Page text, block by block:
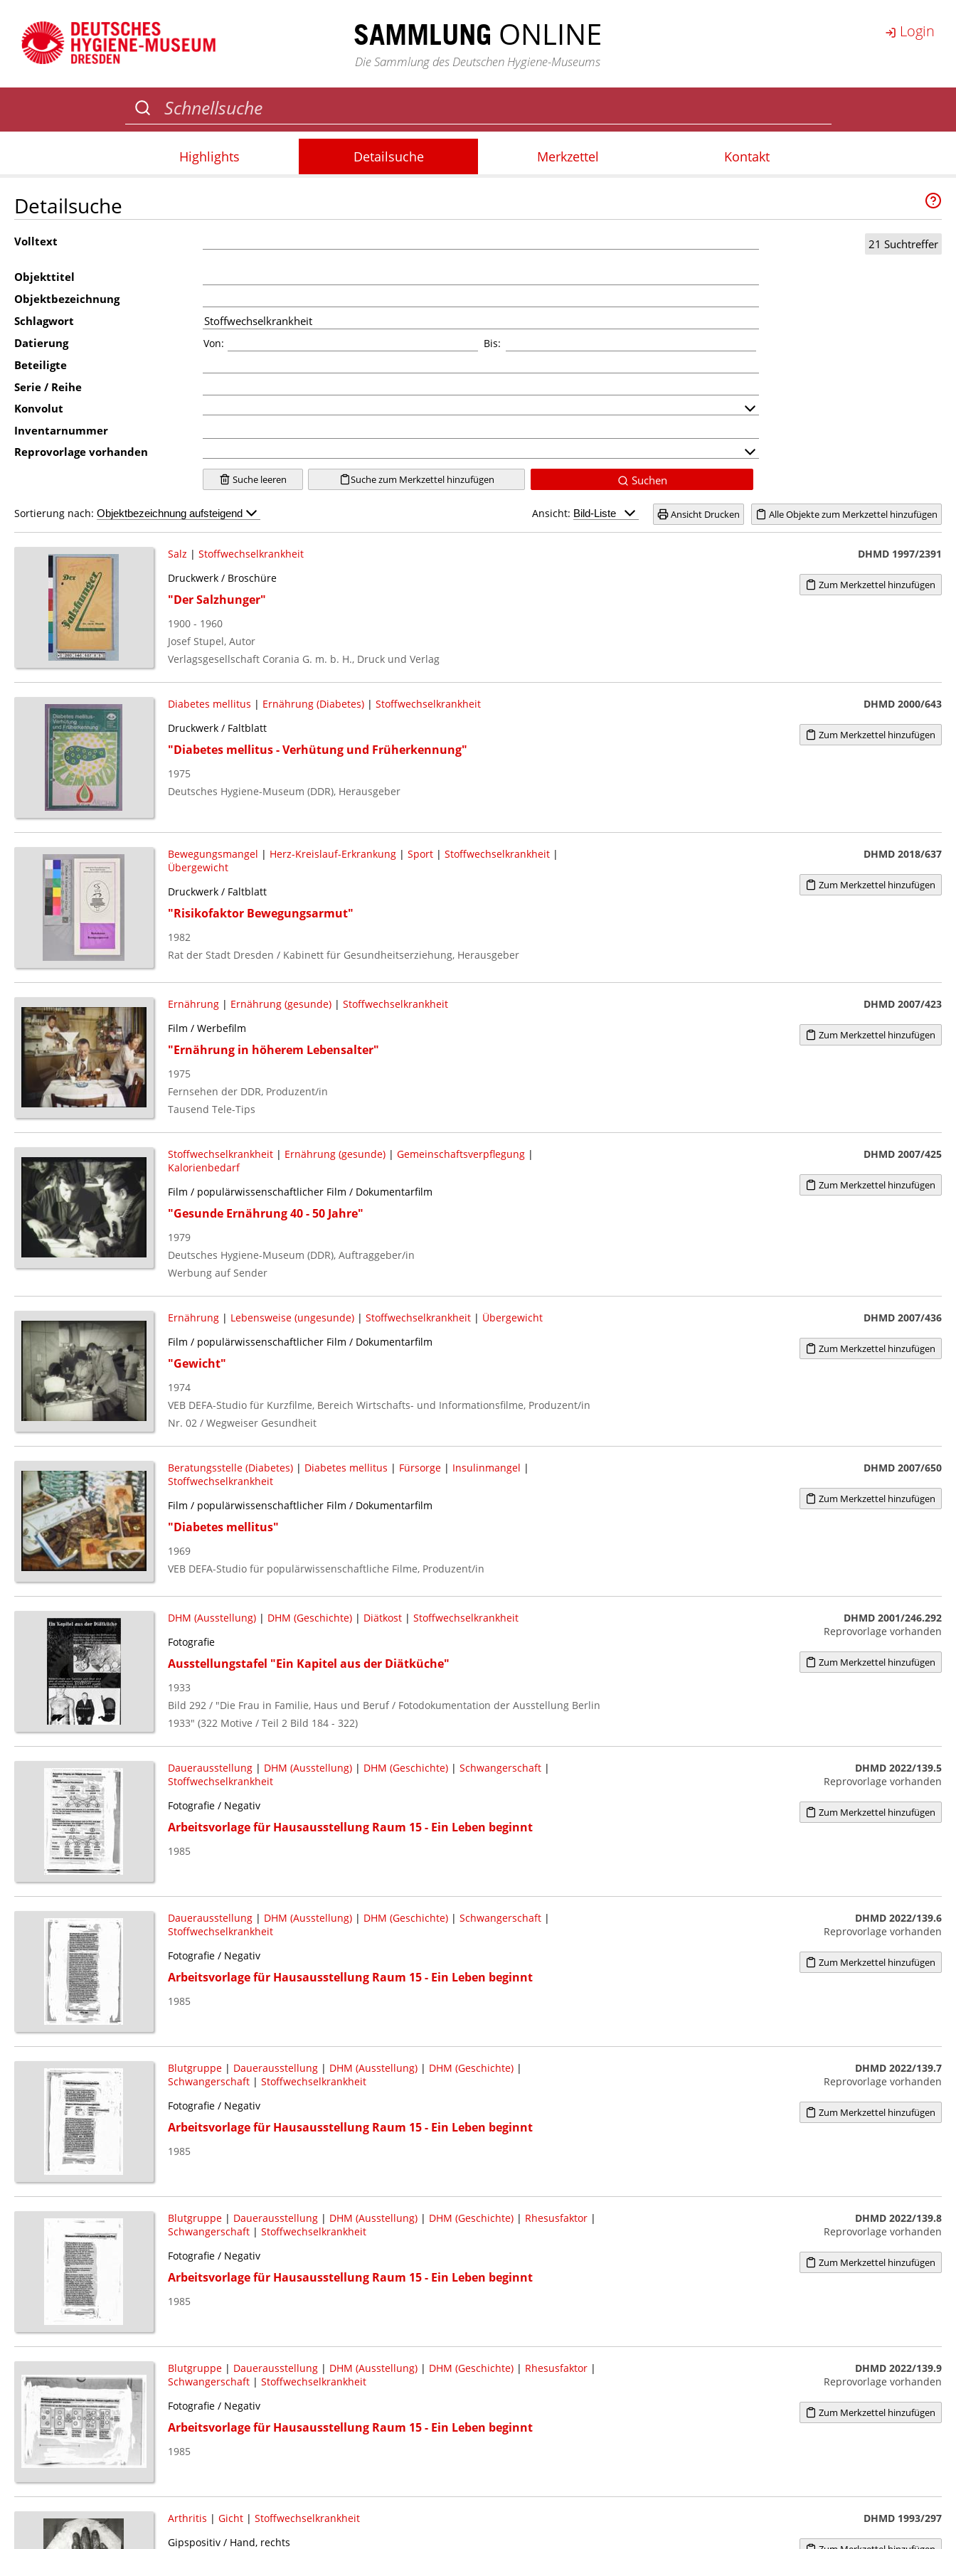
SAMMLUNG ONLINE
Die Sammlung des Deutschen Hygiene-Museums
Login
Highlights Detailsuche Merkzettel Kontakt
Detailsuche
21 Suchtreffer
Volltext
Objekttitel
Objektbezeichnung
Schlagwort
Datierung
Von: Bis:
Beteiligte
Serie / Reihe
Konvolut
Inventarnummer
Reprovorlage vorhanden
Suche leeren Suche zum Merkzettel hinzufügen Suchen
Alle Objekte zum Merkzettel hinzufügen
Ansicht Drucken
Ansicht:
Sortierung nach:
Salz | Stoffwechselkrankheit
Druckwerk / Broschüre
"Der Salzhunger"
1900 - 1960
Josef Stupel, Autor
Verlagsgesellschaft Corania G. m. b. H., Druck und Verlag
DHMD 1997/2391
Zum Merkzettel hinzufügen
Diabetes mellitus | Ernährung (Diabetes)| Stoffwechselkrankheit
Druckwerk / Faltblatt
"Diabetes mellitus - Verhütung und Früherkennung"
1975
Deutsches Hygiene-Museum (DDR), Herausgeber
DHMD 2000/643
Zum Merkzettel hinzufügen
Bewegungsmangel | Herz-Kreislauf-Erkrankung| Sport| Stoffwechselkrankheit|
Übergewicht
Druckwerk / Faltblatt
"Risikofaktor Bewegungsarmut"
1982
Rat der Stadt Dresden / Kabinett für Gesundheitserziehung, Herausgeber
DHMD 2018/637
Zum Merkzettel hinzufügen
Ernährung| Ernährung (gesunde)| Stoffwechselkrankheit
Film / Werbefilm
"Ernährung in höherem Lebensalter"
1975
Fernsehen der DDR, Produzent/in
Tausend Tele-Tips
DHMD 2007/423
Zum Merkzettel hinzufügen
Stoffwechselkrankheit| Ernährung (gesunde)| Gemeinschaftsverpflegung|
Kalorienbedarf
Film / populärwissenschaftlicher Film / Dokumentarfilm
"Gesunde Ernährung 40 - 50 Jahre"
1979
Deutsches Hygiene-Museum (DDR), Auftraggeber/in
Werbung auf Sender
DHMD 2007/425
Zum Merkzettel hinzufügen
Ernährung| Lebensweise (ungesunde)| Stoffwechselkrankheit| Übergewicht
Film / populärwissenschaftlicher Film / Dokumentarfilm
"Gewicht"
1974
VEB DEFA-Studio für Kurzfilme, Bereich Wirtschafts- und Informationsfilme, Produzent/in
Nr. 02 / Wegweiser Gesundheit
DHMD 2007/436
Zum Merkzettel hinzufügen
Beratungsstelle (Diabetes)| Diabetes mellitus | Fürsorge| Insulinmangel |
Stoffwechselkrankheit
Film / populärwissenschaftlicher Film / Dokumentarfilm
"Diabetes mellitus"
1969
VEB DEFA-Studio für populärwissenschaftliche Filme, Produzent/in
DHMD 2007/650
Zum Merkzettel hinzufügen
DHM (Ausstellung)| DHM (Geschichte)| Diätkost| Stoffwechselkrankheit
Fotografie
Ausstellungstafel "Ein Kapitel aus der Diätküche"
1933
Bild 292 / "Die Frau in Familie, Haus und Beruf / Fotodokumentation der Ausstellung Berlin
1933" (322 Motive / Teil 2 Bild 184 - 322)
DHMD 2001/246.292
Reprovorlage vorhanden
Zum Merkzettel hinzufügen
Dauerausstellung| DHM (Ausstellung)| DHM (Geschichte)| Schwangerschaft|
Stoffwechselkrankheit
Fotografie / Negativ
Arbeitsvorlage für Hausausstellung Raum 15 - Ein Leben beginnt
1985
DHMD 2022/139.5
Reprovorlage vorhanden
Zum Merkzettel hinzufügen
Dauerausstellung| DHM (Ausstellung)| DHM (Geschichte)| Schwangerschaft|
Stoffwechselkrankheit
Fotografie / Negativ
Arbeitsvorlage für Hausausstellung Raum 15 - Ein Leben beginnt
1985
DHMD 2022/139.6
Reprovorlage vorhanden
Zum Merkzettel hinzufügen
Blutgruppe| Dauerausstellung| DHM (Ausstellung)| DHM (Geschichte)|
Schwangerschaft| Stoffwechselkrankheit
Fotografie / Negativ
Arbeitsvorlage für Hausausstellung Raum 15 - Ein Leben beginnt
1985
DHMD 2022/139.7
Reprovorlage vorhanden
Zum Merkzettel hinzufügen
Blutgruppe| Dauerausstellung| DHM (Ausstellung)| DHM (Geschichte)| Rhesusfaktor|
Schwangerschaft| Stoffwechselkrankheit
Fotografie / Negativ
Arbeitsvorlage für Hausausstellung Raum 15 - Ein Leben beginnt
1985
DHMD 2022/139.8
Reprovorlage vorhanden
Zum Merkzettel hinzufügen
Blutgruppe| Dauerausstellung| DHM (Ausstellung)| DHM (Geschichte)| Rhesusfaktor|
Schwangerschaft| Stoffwechselkrankheit
Fotografie / Negativ
Arbeitsvorlage für Hausausstellung Raum 15 - Ein Leben beginnt
1985
DHMD 2022/139.9
Reprovorlage vorhanden
Zum Merkzettel hinzufügen
Arthritis | Gicht| Stoffwechselkrankheit
Gipspositiv / Hand, rechts
DHMD 1993/297